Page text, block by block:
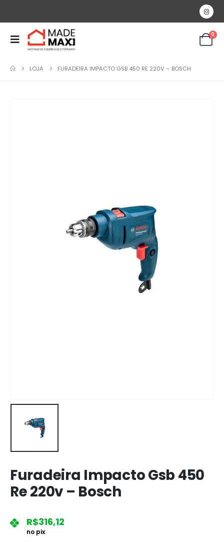
0
LOJA FURADEIRA IMPACTO GSB 450 RE 220V – BOSCH
Furadeira Impacto Gsb 450
Re 220v – Bosch
R$316,12
no pix